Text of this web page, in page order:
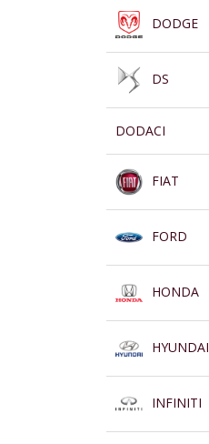
DODGE
DS
DODACI
FIAT
FORD
HONDA
HYUNDAI
INFINITI